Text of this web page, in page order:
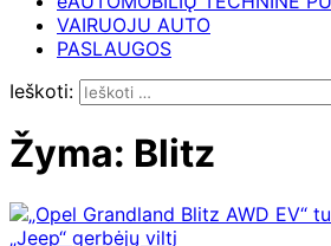
VAIRUOJU AUTO
PASLAUGOS
Ieškoti:
Žyma: Blitz